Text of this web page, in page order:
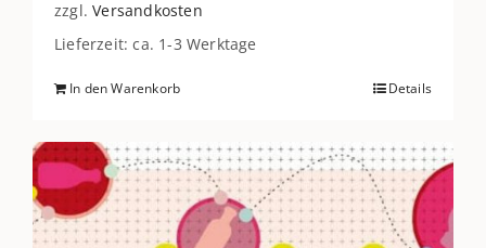
zzgl.Versandkosten
Lieferzeit: ca. 1-3 Werktage
In den Warenkorb Details